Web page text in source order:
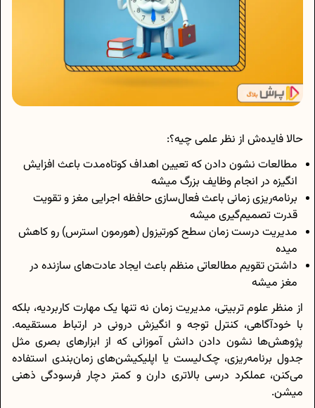
حالا فایده‌ش از نظر علمی چیه؟:
مطالعات نشون دادن که تعیین اهداف کوتاه‌مدت باعث افزایش
انگیزه در انجام وظایف بزرگ میشه
برنامه‌ریزی زمانی باعث فعال‌سازی حافظه اجرایی مغز و تقویت
قدرت تصمیم‌گیری میشه
مدیریت درست زمان سطح کورتیزول (هورمون استرس) رو کاهش
میده
داشتن تقویم مطالعاتی منظم باعث ایجاد عادت‌های سازنده در
مغز میشه
از منظر علوم تربیتی، مدیریت زمان نه تنها یک مهارت کاربردیه، بلکه
با خودآگاهی، کنترل توجه و انگیزش درونی در ارتباط مستقیمه.
پژوهش‌ها نشون دادن دانش آموزانی که از ابزارهای بصری مثل
جدول برنامه‌ریزی، چک‌لیست یا اپلیکیشن‌های زمان‌بندی استفاده
می‌کنن، عملکرد درسی بالاتری دارن و کمتر دچار فرسودگی ذهنی
میشن.